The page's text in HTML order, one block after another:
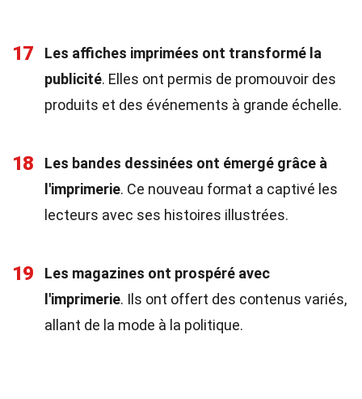
17
Les affiches imprimées ont transformé la
publicité. Elles ont permis de promouvoir des
produits et des événements à grande échelle.
18
Les bandes dessinées ont émergé grâce à
l'imprimerie. Ce nouveau format a captivé les
lecteurs avec ses histoires illustrées.
19
Les magazines ont prospéré avec
l'imprimerie. Ils ont offert des contenus variés,
allant de la mode à la politique.